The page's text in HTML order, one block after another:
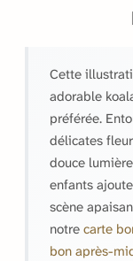
Cette
adorable
préférée.
délicates
douce
enfants
scène
notre carte
bon après-